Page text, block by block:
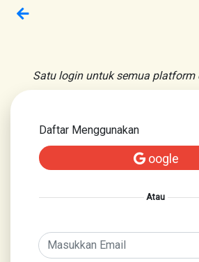
Satu login untuk semua platform
Daftar Menggunakan
oogle
Atau